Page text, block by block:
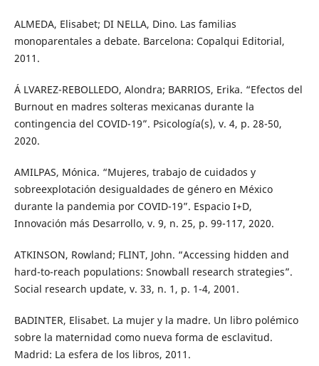
ALMEDA, Elisabet; DI NELLA, Dino. Las familias
monoparentales a debate. Barcelona: Copalqui Editorial,
2011.
Á LVAREZ-REBOLLEDO, Alondra; BARRIOS, Erika. “Efectos del
Burnout en madres solteras mexicanas durante la
contingencia del COVID-19”. Psicología(s), v. 4, p. 28-50,
2020.
AMILPAS, Mónica. “Mujeres, trabajo de cuidados y
sobreexplotación desigualdades de género en México
durante la pandemia por COVID-19”. Espacio I+D,
Innovación más Desarrollo, v. 9, n. 25, p. 99-117, 2020.
ATKINSON, Rowland; FLINT, John. “Accessing hidden and
hard-to-reach populations: Snowball research strategies”.
Social research update, v. 33, n. 1, p. 1-4, 2001.
BADINTER, Elisabet. La mujer y la madre. Un libro polémico
sobre la maternidad como nueva forma de esclavitud.
Madrid: La esfera de los libros, 2011.